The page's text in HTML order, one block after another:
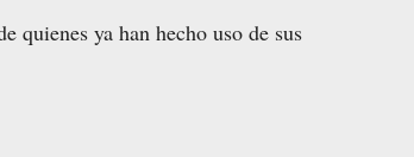
quienes ya han hecho uso de sus